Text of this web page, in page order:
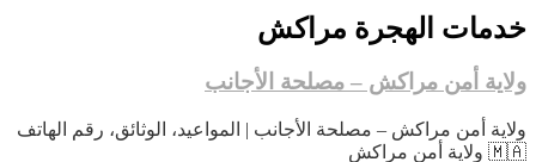
خدمات الهجرة مراكش
ولاية أمن مراكش – مصلحة الأجانب
ولاية أمن مراكش – مصلحة الأجانب | المواعيد، الوثائق، رقم الهاتف
🇲🇦 ولاية أمن مراكش